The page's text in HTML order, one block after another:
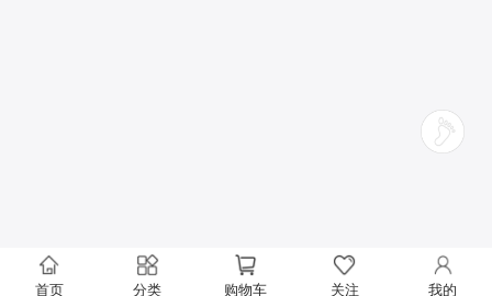
首页 分类 购物车 关注 我的